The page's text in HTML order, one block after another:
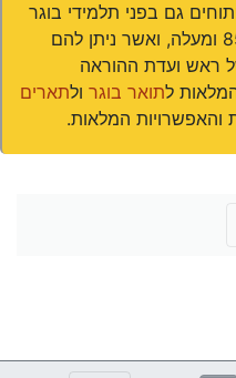
גם בפני תלמידי בוגר
חזקים, להם ציון ממוצע של 85 ומעלה, ואשר ניתן להם
ראש ועדת ההוראה
המלאות לתואר בוגר ולתארים
והאפשרויות המלאות.